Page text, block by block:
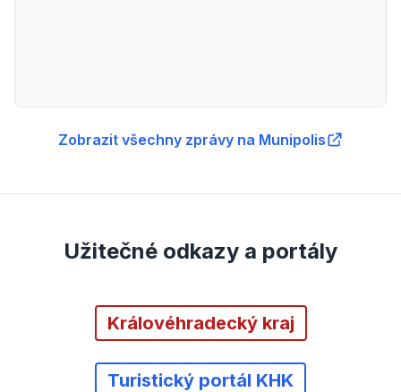
Zobrazit všechny zprávy na Munipolis
Užitečné odkazy a portály
Královéhradecký kraj
Turistický portál KHK